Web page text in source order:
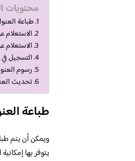
محتويات
طباعة
التسجيل
رسوم
تحديث
طباعة
ويمكن أن يتم
يتوفر بها